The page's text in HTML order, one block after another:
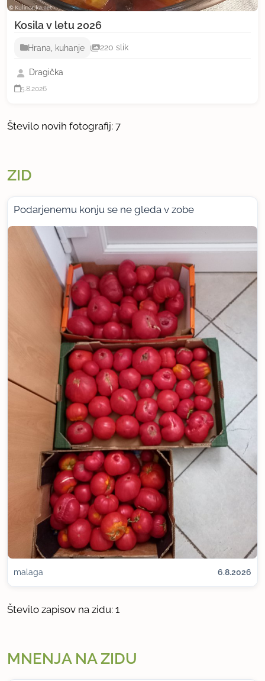
Kosila v letu 2026
Hrana, kuhanje 220 slik
Dragička
5.8.2026
Število novih fotografij: 7
ZID
Podarjenemu konju se ne gleda v zobe
malaga 6.8.2026
Število zapisov na zidu: 1
MNENJA NA ZIDU